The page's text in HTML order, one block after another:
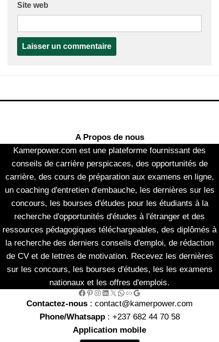
Site web
A Propos de nous
Kamerpower.com est une plateforme fournissant des
conseils de carrière perspicaces, des opportunités de
carrière, des cours de préparation aux examens en ligne,
un coaching d'entretien d'embauche, les dernières sur les
concours, les bourses d'études pour les étudiants à la
recherche d'opportunités d'études à l'étranger et des
ressources pédagogiques téléchargeables, des diplômés à
la recherche des derniers conseils d'emploi, de rédaction
de CV et de lettres de motivation. Recevez les dernières
sur les concours, les bourses d'études, les les examens
nationaux et les offres d'emplois.
Facebook Pinterest InstagramLinkedIn X WhatsApp Link Google
Contactez-nous : contact@kamerpower.com
Phone/Whatsapp: +237 682 44 70 58
Application mobile